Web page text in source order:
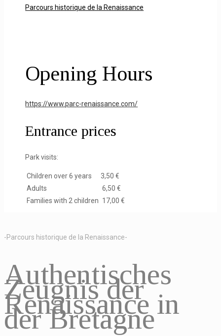
Parcours historique de la Renaissance
Opening Hours
https://www.parc-renaissance.com/
Entrance prices
Park visits:
Children over 6 years
3,50 €
Adults
6,50 €
Families with 2 children 17,00 €
-Parcours historique de la Renaissance-
Authentisches
Zeugnis der
Renaissance in
der Bretagne